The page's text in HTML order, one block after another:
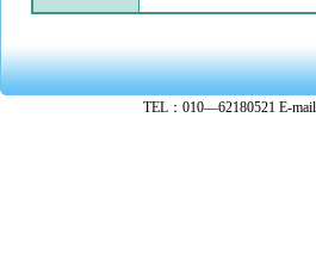
TEL：010—62180521 E-